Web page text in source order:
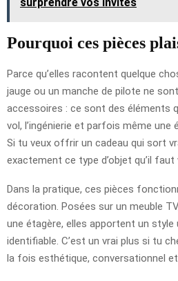
Pourquoi ces pièces
Parce qu’elles racontent quelque
jauge ou un manche de pilote ne
accessoires : ce sont des éléments
vol, l’ingénierie et parfois même une
Si tu veux offrir un cadeau qui sort
exactement ce type d’objet qu’il faut
Dans la pratique, ces pièces
décoration. Posées sur un meuble
une étagère, elles apportent un
identifiable. C’est un vrai plus si tu
la fois esthétique, conversationnel et